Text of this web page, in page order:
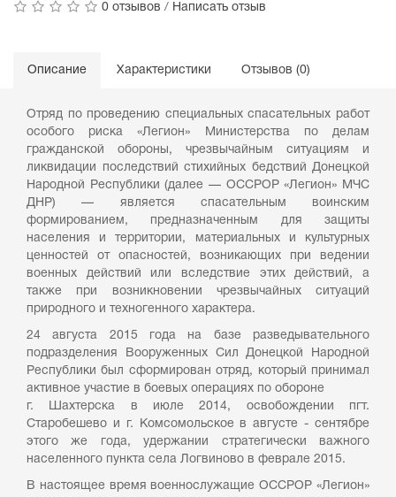
0 отзывов / Написать отзыв
Описание Характеристики Отзывов (0)
Отряд по проведению специальных спасательных работ
особого риска «Легион» Министерства по делам
гражданской обороны, чрезвычайным ситуациям и
ликвидации последствий стихийных бедствий Донецкой
Народной Республики (далее — ОССРОР «Легион» МЧС
ДНР) — является спасательным воинским
формированием, предназначенным для защиты
населения и территории, материальных и культурных
ценностей от опасностей, возникающих при ведении
военных действий или вследствие этих действий, а
также при возникновении чрезвычайных ситуаций
природного и техногенного характера.
24 августа 2015 года на базе разведывательного
подразделения Вооруженных Сил Донецкой Народной
Республики был сформирован отряд, который принимал
активное участие в боевых операциях по обороне
г. Шахтерска в июле 2014, освобождении пгт.
Старобешево и г. Комсомольское в августе - сентябре
этого же года, удержании стратегически важного
населенного пункта села Логвиново в феврале 2015.
В настоящее время военнослужащие ОССРОР «Легион»